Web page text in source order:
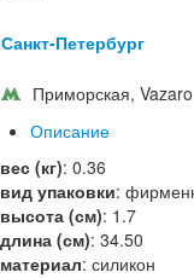
Санкт-Петербург
Приморская, Vazaro
Описание
вес (кг): 0.36
вид упаковки:
высота (см): 1.7
длина (см): 34.50
материал: силикон